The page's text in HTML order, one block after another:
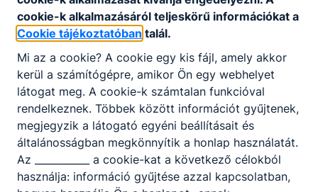
2024-1-HU01-KA121-VET-000209368
cookie-k alkalmazásáról teljeskörű információkat a
Cookie tájékoztatóban talál.
Mi az a cookie? A cookie egy kis fájl, amely akkor
kerül a számítógépre, amikor Ön egy webhelyet
látogat meg. A cookie-k számtalan funkcióval
rendelkeznek. Többek között információt gyűjtenek,
megjegyzik a látogató egyéni beállításait és
általánosságban megkönnyítik a honlap használatát.
Az ___________ a cookie-kat a következő célokból
használja: információ gyűjtése azzal kapcsolatban,